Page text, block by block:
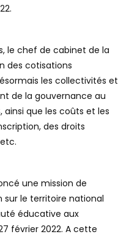
le chef de cabinet de la
des cotisations
les collectivités et
de la gouvernance au
ainsi que les coûts et les
des droits
une mission de
sur le territoire national
éducative aux
février 2022. A cette